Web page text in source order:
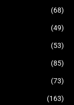
(68)
(49)
(53)
(85)
(73)
(163)